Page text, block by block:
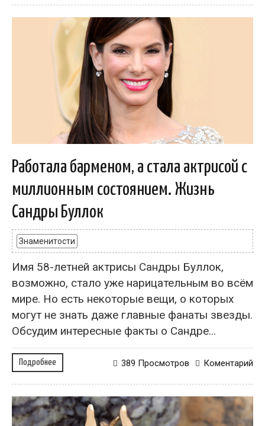
Работала барменом, а стала актрисой с
миллионным состоянием. Жизнь
Сандры Буллок
Знаменитости
Имя 58-летней актрисы Сандры Буллок,
возможно, стало уже нарицательным во всём
мире. Но есть некоторые вещи, о которых
могут не знать даже главные фанаты звезды.
Обсудим интересные факты о Сандре...
Подробнее Коментарий
389 Просмотров